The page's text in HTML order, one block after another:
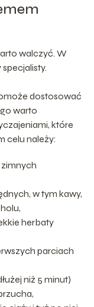
walczyć. W
dostosować
warto
które
celu należy:
zimnych
w tym kawy,
herbaty
parciach
niż 5 minut)